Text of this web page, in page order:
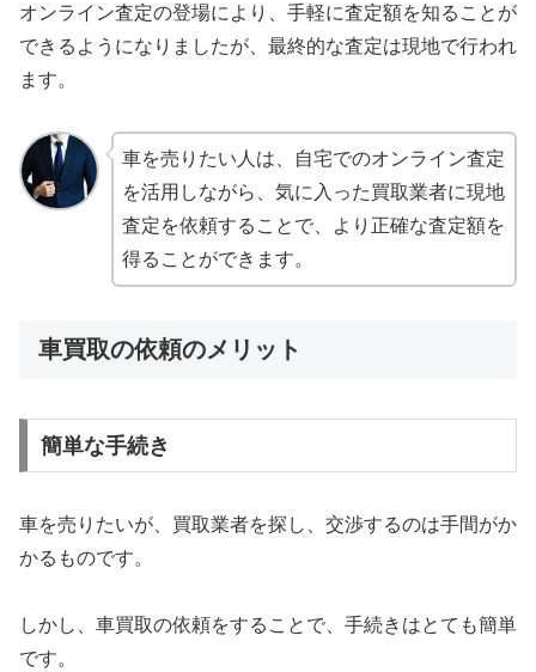
オンライン査定の登場により、手軽に査定額を知ることが
できるようになりましたが、最終的な査定は現地で行われ
ます。
車を売りたい人は、自宅でのオンライン査定
を活用しながら、気に入った買取業者に現地
査定を依頼することで、より正確な査定額を
得ることができます。
車買取の依頼のメリット
簡単な手続き
車を売りたいが、買取業者を探し、交渉するのは手間がか
かるものです。
しかし、車買取の依頼をすることで、手続きはとても簡単
です。